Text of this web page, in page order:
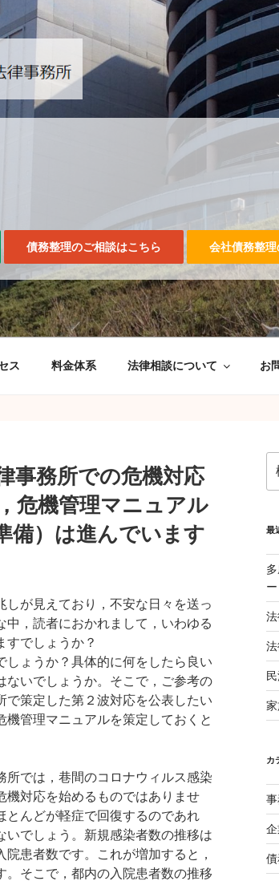
042-357-3561。
債務整理のご相談はこちら 会社債務整
ス 料金体系 法律相談について お
事務所での危機対応
危機管理マニュアル
備）は進んでいます
が見えており，不安な日々を送っ
，読者におかれまして，いわゆる
すでしょうか？
ょうか？具体的に何をしたら良い
ないでしょうか。そこで，ご参考の
で策定した第２波対応を公表したい
管理マニュアルを策定しておくと
では，巷間のコロナウィルス感染
機対応を始めるものではありませ
とんどが軽症で回復するのであれ
いでしょう。新規感染者数の推移は
患者数です。これが増加すると，
。そこで，都内の入院患者数の推移
索:
最
カ